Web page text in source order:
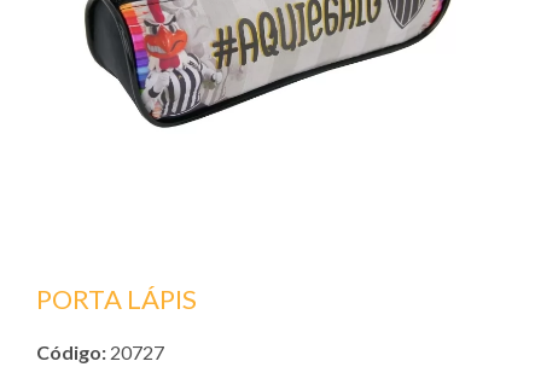
PORTA LÁPIS
Código: 20727